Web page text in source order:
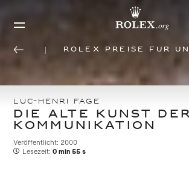
Rolex Preise für
LUC-HENRI FAGE
DIE ALTE KUNST
KOMMUNIKATION
Veröffentlicht: 2000
Lesezeit: 0 min 55 s